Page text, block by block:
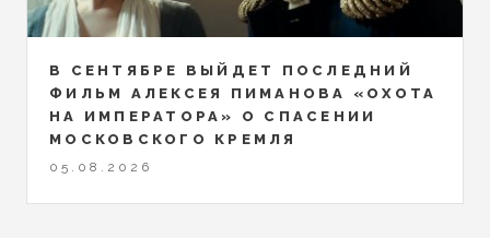
В СЕНТЯБРЕ ВЫЙДЕТ ПОСЛЕДНИЙ
ФИЛЬМ АЛЕКСЕЯ ПИМАНОВА «ОХОТА
НА ИМПЕРАТОРА» О СПАСЕНИИ
МОСКОВСКОГО КРЕМЛЯ
05.08.2026